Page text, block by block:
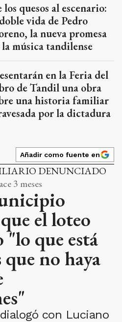
los quesos al escenario:
vida de Pedro
la nueva promesa
la música tandilense
en la Feria del
de Tandil una obra
una historia familiar
por la dictadura
Añadir como fuente en
DENUNCIADO
3 meses
el loteo
que está
que no haya
con Luciano